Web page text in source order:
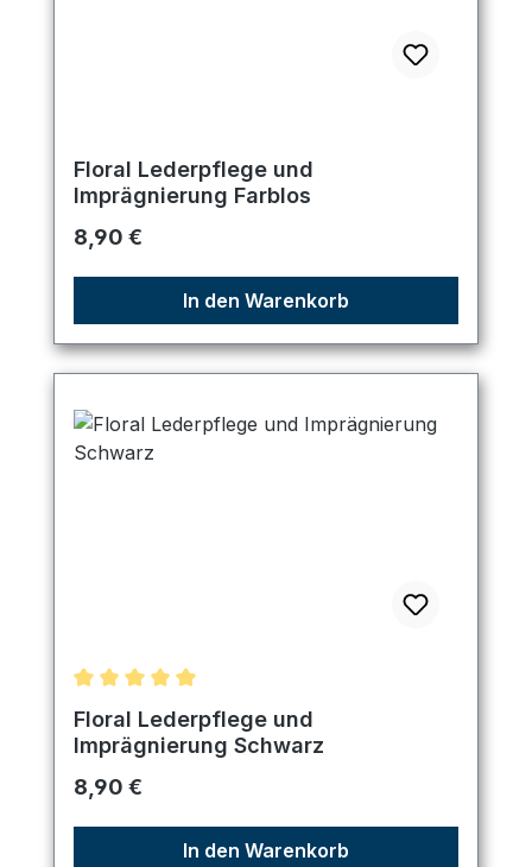
Floral Lederpflege und
Imprägnierung Farblos
Regulärer Preis:
8,90 €
In den Warenkorb
Durchschnittliche Bewertung von 5 von 5 Sternen
Floral Lederpflege und
Imprägnierung Schwarz
Regulärer Preis:
8,90 €
In den Warenkorb